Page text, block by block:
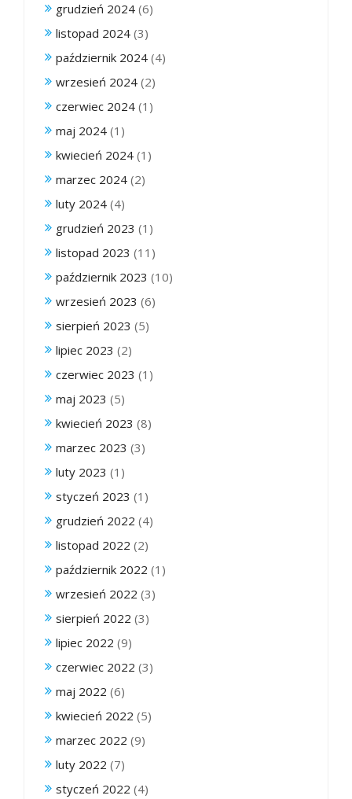
grudzień 2024 (6)
listopad 2024 (3)
październik 2024 (4)
wrzesień 2024 (2)
czerwiec 2024 (1)
maj 2024 (1)
kwiecień 2024 (1)
marzec 2024 (2)
luty 2024 (4)
grudzień 2023 (1)
listopad 2023 (11)
październik 2023 (10)
wrzesień 2023 (6)
sierpień 2023 (5)
lipiec 2023 (2)
czerwiec 2023 (1)
maj 2023 (5)
kwiecień 2023 (8)
marzec 2023 (3)
luty 2023 (1)
styczeń 2023 (1)
grudzień 2022 (4)
listopad 2022 (2)
październik 2022 (1)
wrzesień 2022 (3)
sierpień 2022 (3)
lipiec 2022 (9)
czerwiec 2022 (3)
maj 2022 (6)
kwiecień 2022 (5)
marzec 2022 (9)
luty 2022 (7)
styczeń 2022 (4)